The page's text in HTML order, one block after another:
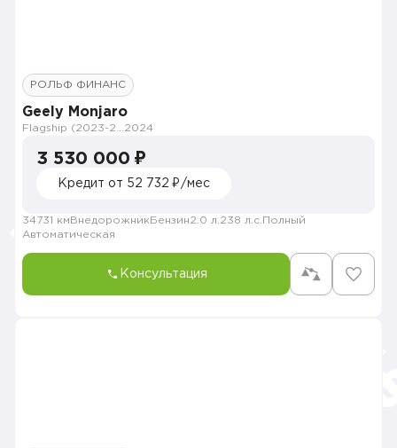
РОЛЬФ ФИНАНС
Geely Monjaro
2024
3 530 000 ₽
Кредит от 52 732 ₽/мес
34731 км Внедорожник Бензин2.0 л. 238 л.с. Полный
Автоматическая
Консультация